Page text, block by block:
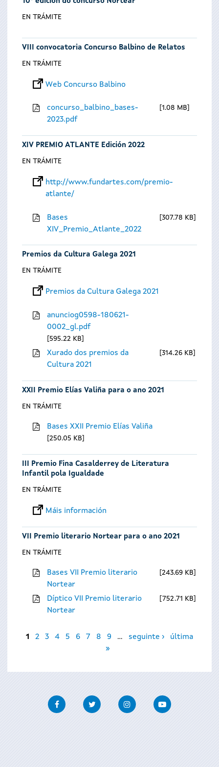
EN TRÁMITE
VIII convocatoria Concurso Balbino de Relatos
EN TRÁMITE
Web Concurso Balbino
concurso_balbino_bases-
2023.pdf
1.08 MB
XIV PREMIO ATLANTE Edición 2022
EN TRÁMITE
http://www.fundartes.com/premio-
atlante/
Bases
XIV_Premio_Atlante_2022
307.78 KB
Premios da Cultura Galega 2021
EN TRÁMITE
Premios da Cultura Galega 2021
anunciog0598-180621-
0002_gl.pdf
595.22 KB
Xurado dos premios da
Cultura 2021
314.26 KB
XXII Premio Elías Valiña para o ano 2021
EN TRÁMITE
Bases XXII Premio Elías Valiña
250.05 KB
III Premio Fina Casalderrey de Literatura
Infantil pola Igualdade
EN TRÁMITE
Máis información
VII Premio literario Nortear para o ano 2021
EN TRÁMITE
Bases VII Premio literario
Nortear
243.69 KB
Díptico VII Premio literario
Nortear
752.71 KB
Páxinas
1 2 3 4 5 6 7 8 9 … seguinte ›
última
»
FacebookTwitter InstagramYoutube